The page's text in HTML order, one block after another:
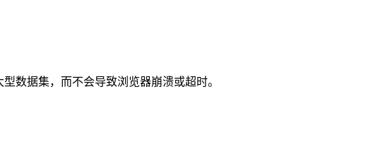
数据集，而不会导致浏览器崩溃或超时。